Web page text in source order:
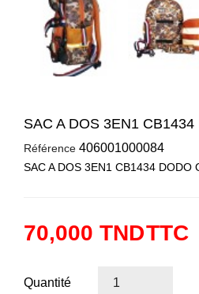
SAC A DOS 3EN1
Référence 406001000084
SAC A DOS 3EN1 CB1434 DODO
70,000 TNDTTC
Quantité